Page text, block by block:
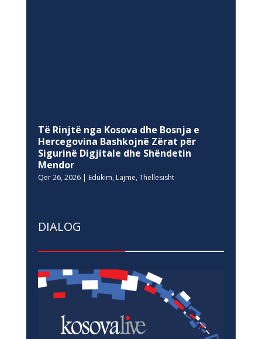
Të Rinjtë nga Kosova dhe Bosnja e
Hercegovina Bashkojnë Zërat për
Sigurinë Digjitale dhe Shëndetin
Mendor
Qer 26, 2026| Edukim, Lajme, Thellesisht
DIALOG